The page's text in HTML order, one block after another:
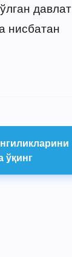
давлат
нисбатан
ўқинг